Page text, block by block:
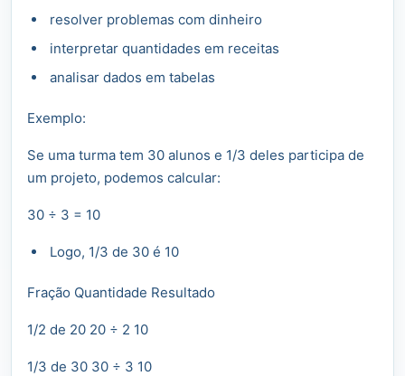
resolver problemas com dinheiro
interpretar quantidades em receitas
analisar dados em tabelas
Exemplo:
Se uma turma tem 30 alunos e 1/3 deles participa de
um projeto, podemos calcular:
30 ÷ 3 = 10
Logo, 1/3 de 30 é 10
Fração Quantidade Resultado
1/2 de 20 20 ÷ 2 10
1/3 de 30 30 ÷ 3 10